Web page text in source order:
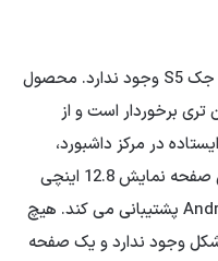
در داخل، هیچ شباهتی بین KMC X5 و جک S5 وجود ندارد. محصول
تری برخوردار است و از
در مرکز داشبورد،
چشمگیرترین عنصر کابین X5 است. این صفحه نمایش 12.8 اینچی
است و از Apple CarPlay و Android Auto پشتیبانی می کند. هیچ
وجود ندارد و یک صفحه